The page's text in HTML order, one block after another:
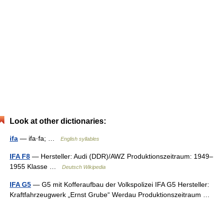
Look at other dictionaries:
ifa — ifa·fa; … English syllables
IFA F8 — Hersteller: Audi (DDR)/AWZ Produktionszeitraum: 1949–
1955 Klasse …
Deutsch Wikipedia
IFA G5 — G5 mit Kofferaufbau der Volkspolizei IFA G5 Hersteller:
Kraftfahrzeugwerk „Ernst Grube“ Werdau Produktionszeitraum …